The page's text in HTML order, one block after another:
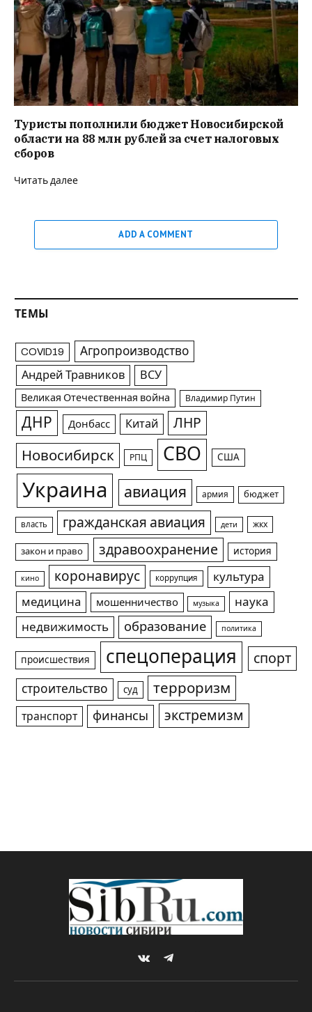
Туристы пополнили бюджет Новосибирской
области на 88 млн рублей за счет налоговых
сборов
Читать далее
ADD A COMMENT
ТЕМЫ
COVID19 Агропроизводство
Андрей Травников ВСУ
Великая Отечественная война Владимир Путин
ДНР Донбасс Китай ЛНР
Новосибирск РПЦ СВО США
Украина авиация армия бюджет
власть гражданская авиация дети жкх
закон и право здравоохранение история
кино коронавирус коррупция
культура
медицина
мошенничество музыка
наука
недвижимость
образование политика
происшествия спецоперация спорт
строительство суд терроризм
транспорт финансы экстремизм
VKontakteTelegram